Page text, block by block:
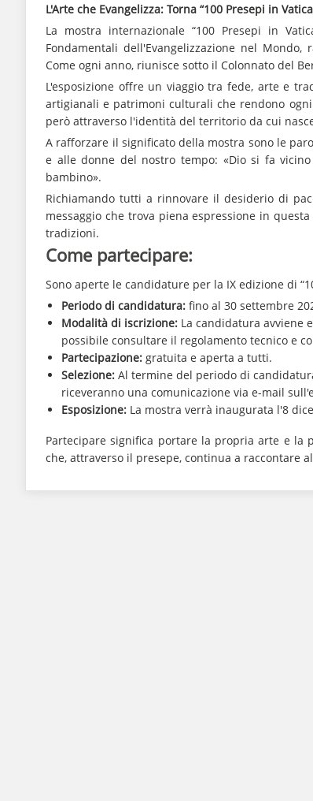
L'Arte che Evangelizza: Torna “100 Presepi in
La mostra internazionale “100 Presepi in
Fondamentali dell'Evangelizzazione nel
Come ogni anno, riunisce sotto il Colonnato del
L'esposizione offre un viaggio tra fede, arte e
artigianali e patrimoni culturali che rendono
però attraverso l'identità del territorio da cui
A rafforzare il significato della mostra sono le
e alle donne del nostro tempo: «Dio si fa
bambino».
Richiamando tutti a rinnovare il desiderio di
messaggio che trova piena espressione in
tradizioni.
Come partecipare:
Sono aperte le candidature per la IX edizione di
Periodo di candidatura: fino al 30 settembre
Modalità di iscrizione: La candidatura avviene
possibile consultare il regolamento tecnico e
Partecipazione: gratuita e aperta a tutti.
Selezione: Al termine del periodo di
riceveranno una comunicazione via e-mail
Esposizione: La mostra verrà inaugurata l'8
Partecipare significa portare la propria arte e
che, attraverso il presepe, continua a raccontare